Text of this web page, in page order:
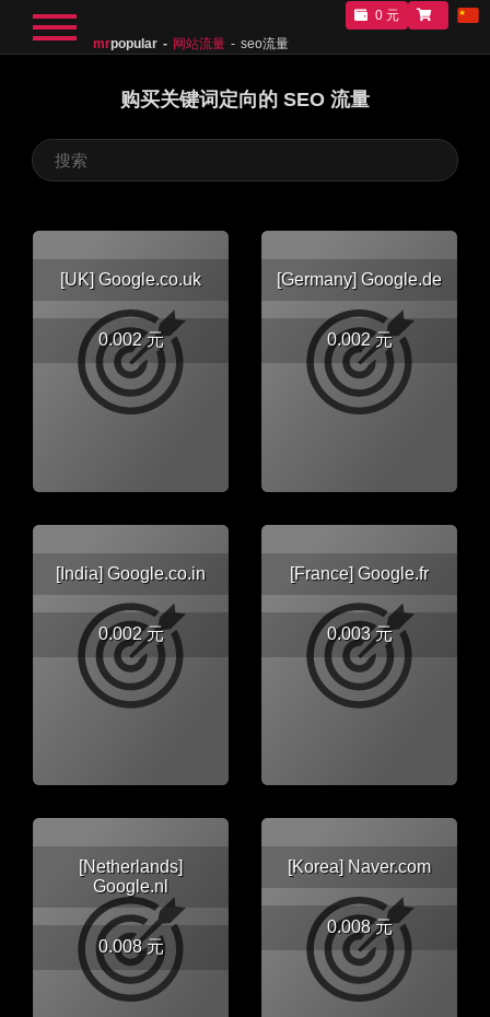
mrpopular 网站流量 seo流量
0 元
购买关键词定向的 SEO 流量
[UK] Google.co.uk
0.002 元
[Germany] Google.de
0.002 元
[India] Google.co.in
0.002 元
[France] Google.fr
0.003 元
[Netherlands]
Google.nl
0.008 元
[Korea] Naver.com
0.008 元